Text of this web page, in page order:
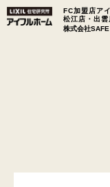
FC加盟店ア
松江店・出
株式会社SAFE